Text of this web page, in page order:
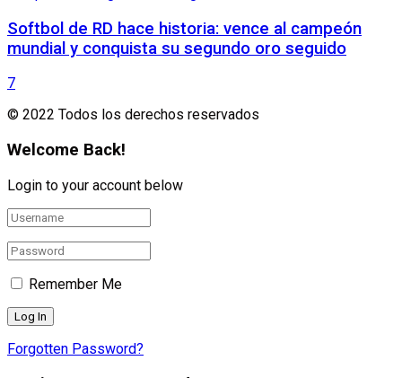
Softbol de RD hace historia: vence al campeón
mundial y conquista su segundo oro seguido
7
© 2022 Todos los derechos reservados
Welcome Back!
Login to your account below
Remember Me
Forgotten Password?